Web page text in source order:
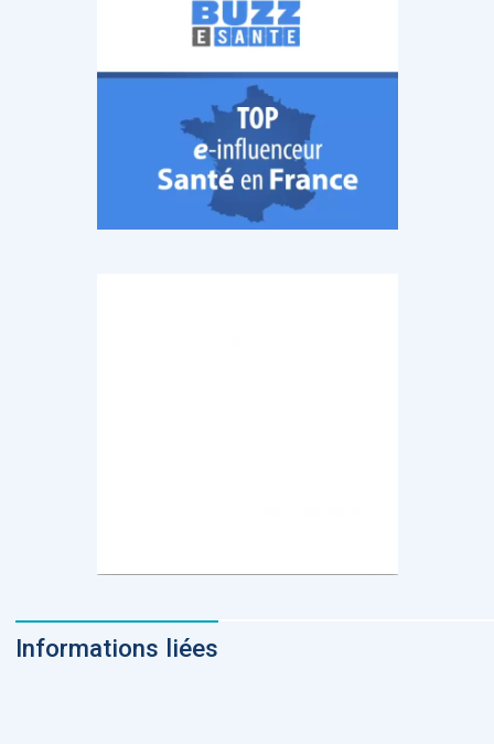
Informations liées